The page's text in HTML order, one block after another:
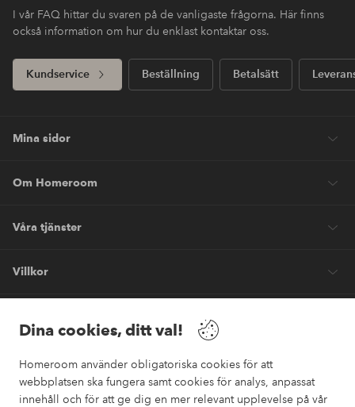
Dina cookies, ditt val!
Homeroom använder obligatoriska cookies för att
webbplatsen ska fungera samt cookies för analys, anpassat
innehåll och för att ge dig en mer relevant upplevelse på vår
I vår FAQ hittar du svaren på de vanligaste frågorna. Här finns
också information om hur du enklast kontaktar oss.
Kundservice Beställning Betalsätt
Mina sidor
Om Homeroom
Våra tjänster
Villkor